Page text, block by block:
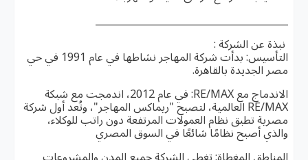
نبذة عن الشركة :
التأسيس: بدأت شركة المهاجر نشاطها في عام 1991 في حي
مصر الجديدة بالقاهرة.
الاندماج مع RE/MAX: في عام 2012، اندمجت مع شبكة
RE/MAX العالمية، لتصبح "ريماكس المهاجر"، وتُعد أول شركة
مصرية تطبق نظام العمولات المرتفعة دون راتب للوكلاء،
والذي أصبح نظامًا شائعًا في السوق المصري
المناطق المغطاة: تغطي الشركة جميع المدن والمشروعات